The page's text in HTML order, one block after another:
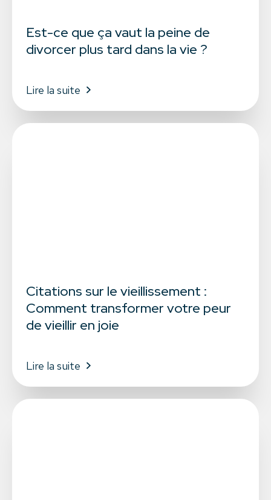
Est-ce que ça vaut la peine de
divorcer plus tard dans la vie ?
Lire la suite
Citations sur le vieillissement :
Comment transformer votre peur
de vieillir en joie
Lire la suite